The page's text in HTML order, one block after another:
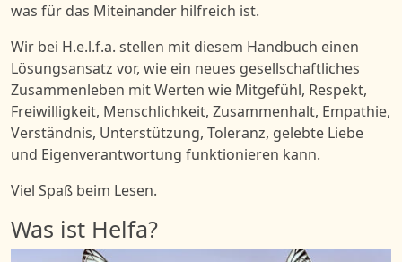
was für das Miteinander hilfreich ist.
Wir bei H.e.l.f.a. stellen mit diesem Handbuch einen
Lösungsansatz vor, wie ein neues gesellschaftliches
Zusammenleben mit Werten wie Mitgefühl, Respekt,
Freiwilligkeit, Menschlichkeit, Zusammenhalt, Empathie,
Verständnis, Unterstützung, Toleranz, gelebte Liebe
und Eigenverantwortung funktionieren kann.
Viel Spaß beim Lesen.
Was ist Helfa?